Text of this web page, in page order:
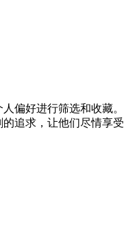
偏好进行筛选和收藏。
追求，让他们尽情享受